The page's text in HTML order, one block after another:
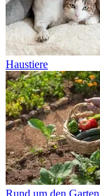
Haustiere
Rund um den Garten